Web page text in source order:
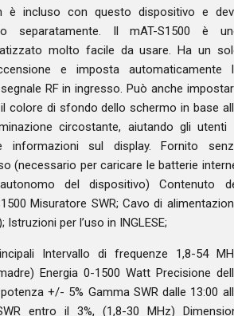
è incluso con questo dispositivo e
separatamente. Il mAT-S1500 è
molto facile da usare. Ha un
e imposta automaticamente
RF in ingresso. Può anche
colore di sfondo dello schermo in base
circostante, aiutando gli utenti
informazioni sul display. Fornito
(necessario per caricare le batterie
del dispositivo) Contenuto
Misuratore SWR; Cavo di
per l’uso in INGLESE;
Intervallo di frequenze 1,8-54
Energia 0-1500 Watt Precisione
+/- 5% Gamma SWR dalle 13:00
entro il 3%, (1,8-30 MHz)